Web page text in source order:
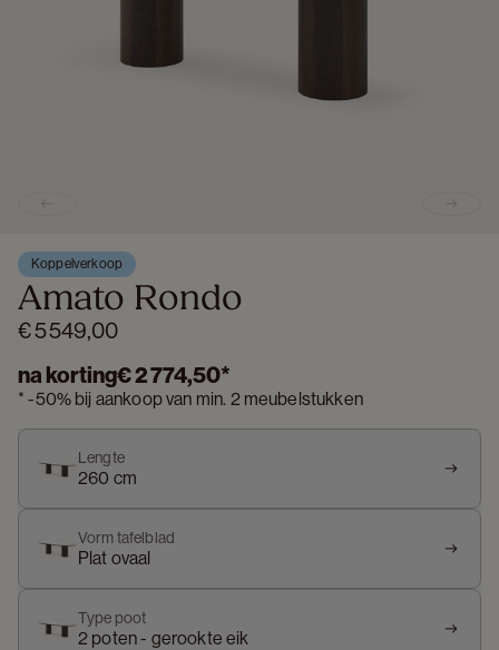
Koppelverkoop
Amato Rondo
€ 5 549,00
na korting€ 2 774,50*
*-50% bij aankoop van min. 2 meubelstukken
Lengte
260 cm
Vorm tafelblad
Plat ovaal
Type poot
2 poten - gerookte eik